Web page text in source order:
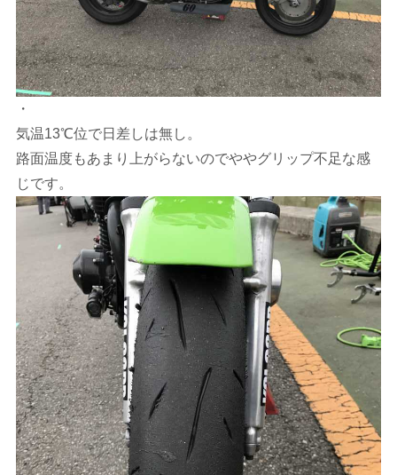
・
気温13℃位で日差しは無し。
路面温度もあまり上がらないのでややグリップ不足な感
じです。